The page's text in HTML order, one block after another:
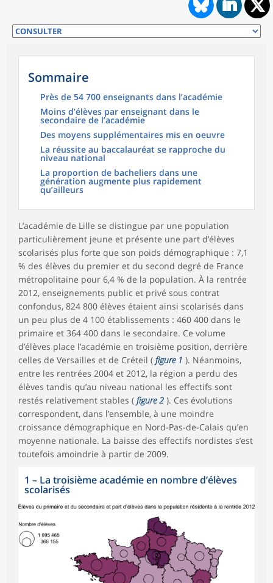
Sommaire
Près de 54 700 enseignants dans l’académie
Moins d’élèves par enseignant dans le
secondaire de l’académie
Des moyens supplémentaires mis en oeuvre
La réussite au baccalauréat se rapproche du
niveau national
La proportion de bacheliers dans une
génération augmente plus rapidement
qu’ailleurs
L’académie de Lille se distingue par une population
particulièrement jeune et présente une part d’élèves
scolarisés plus forte que son poids démographique : 7,1
% des élèves du premier et du second degré de France
métropolitaine pour 6,4 % de la population. À la rentrée
2012, enseignements public et privé sous contrat
confondus, 824 800 élèves étaient ainsi scolarisés dans
un peu plus de 4 100 établissements : 460 400 dans le
primaire et 364 400 dans le secondaire. Ce volume
d’élèves place l’académie en troisième position, derrière
celles de Versailles et de Créteil ( figure 1 ). Néanmoins,
entre les rentrées 2004 et 2012, la région a perdu des
élèves tandis qu’au niveau national les effectifs sont
restés relativement stables ( figure 2 ). Ces évolutions
correspondent, dans l’ensemble, à une moindre
croissance démographique en Nord-Pas-de-Calais qu’en
moyenne nationale. La baisse des effectifs nordistes s’est
toutefois amoindrie à partir de 2009.
1 – La troisième académie en nombre d’élèves
scolarisés